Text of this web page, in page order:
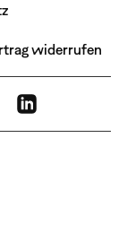
widerrufen